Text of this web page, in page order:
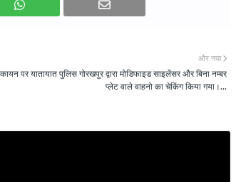
और नया
पर यातायात पुलिस गोरखपुर द्वारा मोडिफाइड साइलेंसर और बिना नम्बर
प्लेट वाले वाहनो का चेकिंग किया गया।...